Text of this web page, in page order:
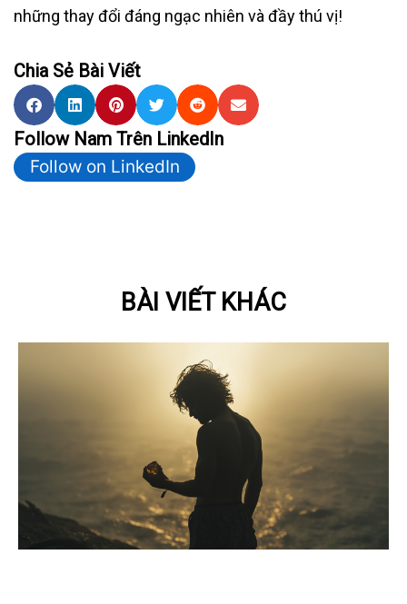
những thay đổi đáng ngạc nhiên và đầy thú vị!
Chia Sẻ Bài Viết
Follow Nam Trên LinkedIn
Follow on LinkedIn
BÀI VIẾT KHÁC